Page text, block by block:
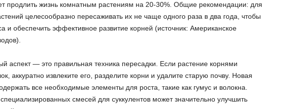
продлить жизнь комнатным растениям на 20-30%. Общие рекомендации: для
целесообразно пересаживать их не чаще одного раза в два года, чтобы
и обеспечить эффективное развитие корней (источник: Американское
аспект — это правильная техника пересадки. Если растение корнями
аккуратно извлеките его, разделите корни и удалите старую почву. Новая
все необходимые элементы для роста, такие как гумус и волокна.
смесей для суккулентов может значительно улучшить